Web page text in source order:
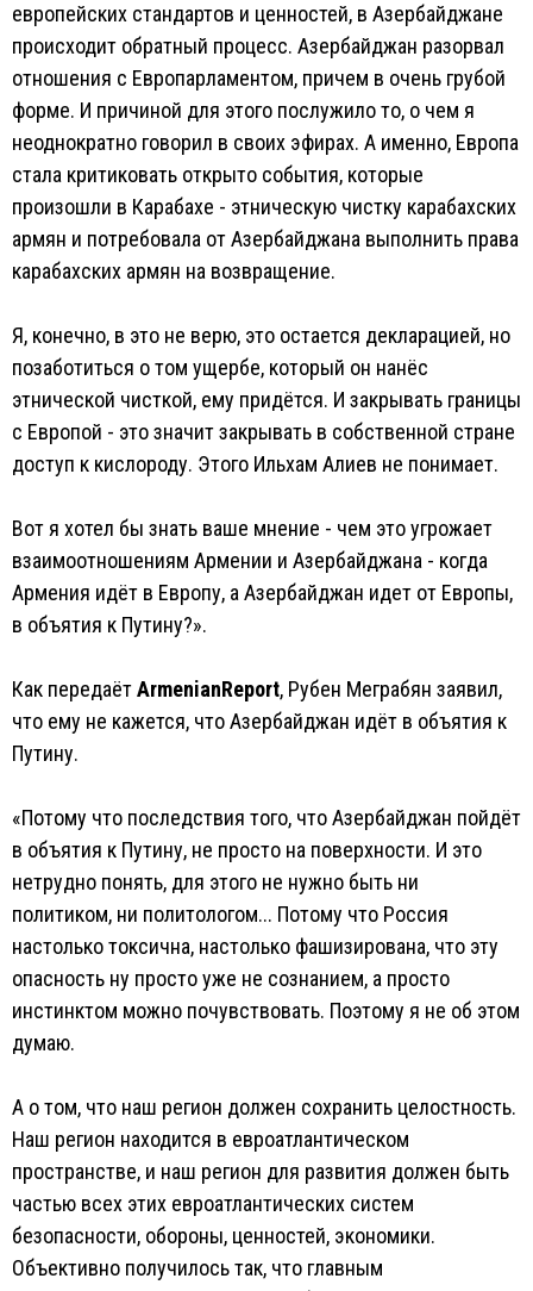
европейских стандартов и ценностей, в Азербайджане
происходит обратный процесс. Азербайджан разорвал
отношения с Европарламентом, причем в очень грубой
форме. И причиной для этого послужило то, о чем я
неоднократно говорил в своих эфирах. А именно, Европа
стала критиковать открыто события, которые
произошли в Карабахе - этническую чистку карабахских
армян и потребовала от Азербайджана выполнить права
карабахских армян на возвращение.
Я, конечно, в это не верю, это остается декларацией, но
позаботиться о том ущербе, который он нанёс
этнической чисткой, ему придётся. И закрывать границы
с Европой - это значит закрывать в собственной стране
доступ к кислороду. Этого Ильхам Алиев не понимает.
Вот я хотел бы знать ваше мнение - чем это угрожает
взаимоотношениям Армении и Азербайджана - когда
Армения идёт в Европу, а Азербайджан идет от Европы,
в объятия к Путину?».
Как передаётArmenianReport, Рубен Меграбян заявил,
что ему не кажется, что Азербайджан идёт в объятия к
Путину.
«Потому что последствия того, что Азербайджан пойдёт
в объятия к Путину, не просто на поверхности. И это
нетрудно понять, для этого не нужно быть ни
политиком, ни политологом... Потому что Россия
настолько токсична, настолько фашизирована, что эту
опасность ну просто уже не сознанием, а просто
инстинктом можно почувствовать. Поэтому я не об этом
думаю.
А о том, что наш регион должен сохранить целостность.
Наш регион находится в евроатлантическом
пространстве, и наш регион для развития должен быть
частью всех этих евроатлантических систем
безопасности, обороны, ценностей, экономики.
Объективно получилось так, что главным